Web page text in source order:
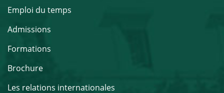
Emploi du temps
Admissions
Formations
Brochure
Les relations internationales